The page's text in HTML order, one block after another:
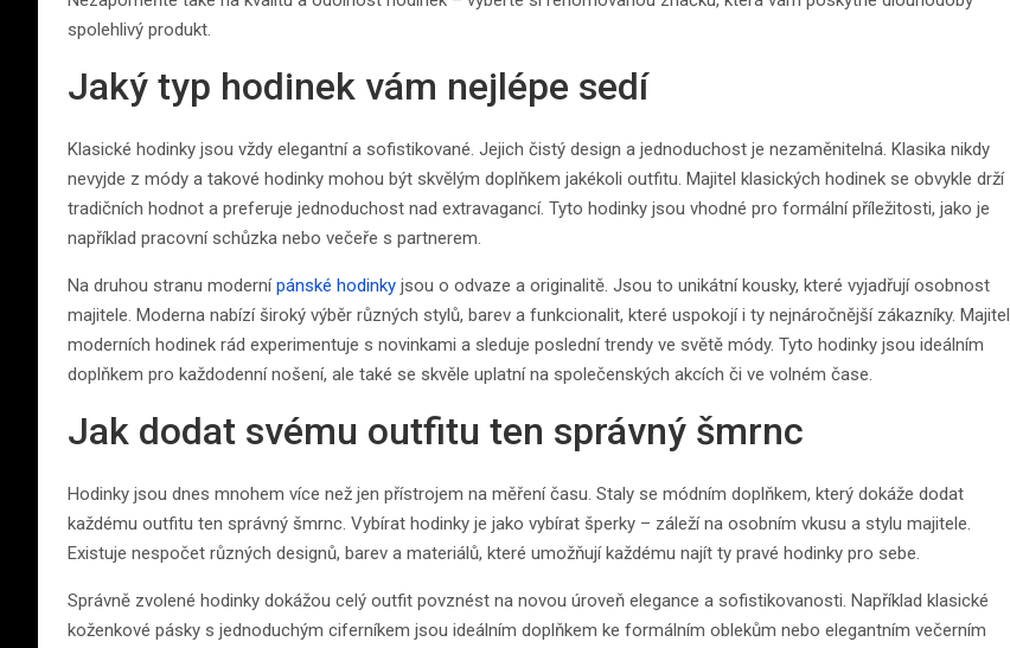
spolehlivý produkt.
Jaký typ hodinek vám nejlépe sedí
Klasické hodinky jsou vždy elegantní a sofistikované. Jejich čistý design a jednoduchost je nezaměnitelná. Klasika nikdy
nevyjde z módy a takové hodinky mohou být skvělým doplňkem jakékoli outfitu. Majitel klasických hodinek se obvykle drží
tradičních hodnot a preferuje jednoduchost nad extravagancí. Tyto hodinky jsou vhodné pro formální příležitosti, jako je
například pracovní schůzka nebo večeře s partnerem.
Na druhou stranu modernípánské hodinky jsou o odvaze a originalitě. Jsou to unikátní kousky, které vyjadřují osobnost
majitele. Moderna nabízí široký výběr různých stylů, barev a funkcionalit, které uspokojí i ty nejnáročnější zákazníky. Majitel
moderních hodinek rád experimentuje s novinkami a sleduje poslední trendy ve světě módy. Tyto hodinky jsou ideálním
doplňkem pro každodenní nošení, ale také se skvěle uplatní na společenských akcích či ve volném čase.
Jak dodat svému outfitu ten správný šmrnc
Hodinky jsou dnes mnohem více než jen přístrojem na měření času. Staly se módním doplňkem, který dokáže dodat
každému outfitu ten správný šmrnc. Vybírat hodinky je jako vybírat šperky – záleží na osobním vkusu a stylu majitele.
Existuje nespočet různých designů, barev a materiálů, které umožňují každému najít ty pravé hodinky pro sebe.
Správně zvolené hodinky dokážou celý outfit povznést na novou úroveň elegance a sofistikovanosti. Například klasické
koženkové pásky s jednoduchým ciferníkem jsou ideálním doplňkem ke formálním oblekům nebo elegantním večerním